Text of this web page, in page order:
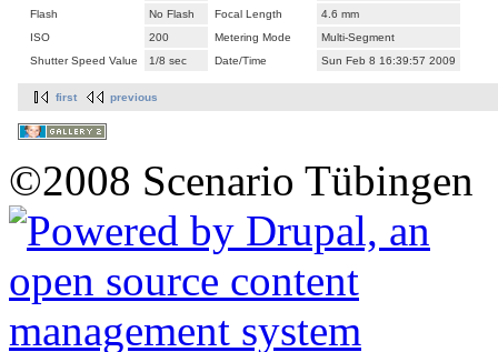
Flash
No Flash Focal Length
4.6 mm
ISO
200 Metering Mode
Multi-Segment
Shutter Speed Value
1/8 sec Date/Time Sun Feb 8 16:39:57 2009
first previous
©2008 Scenario Tübingen